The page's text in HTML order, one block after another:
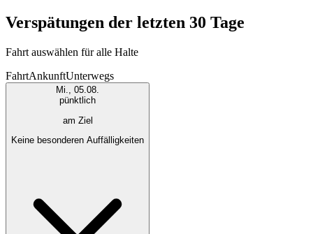
Verspätungen der letzten 30 Tage
Fahrt auswählen für alle Halte
FahrtAnkunftUnterwegs
Mi., 05.08.
pünktlich
am Ziel
Keine besonderen Auffälligkeiten